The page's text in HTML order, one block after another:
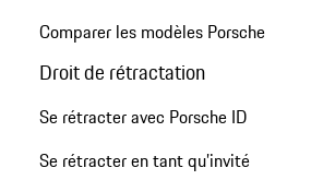
Comparer les modèles Porsche
Droit de rétractation
Se rétracter avec Porsche ID
Se rétracter en tant qu’invité